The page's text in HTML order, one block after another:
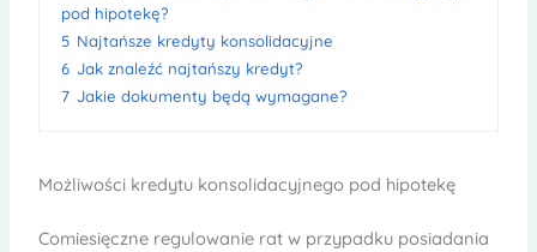
pod hipotekę?
5 Najtańsze kredyty konsolidacyjne
6 Jak znaleźć najtańszy kredyt?
7 Jakie dokumenty będą wymagane?
Możliwości kredytu konsolidacyjnego pod hipotekę
Comiesięczne regulowanie rat w przypadku posiadania